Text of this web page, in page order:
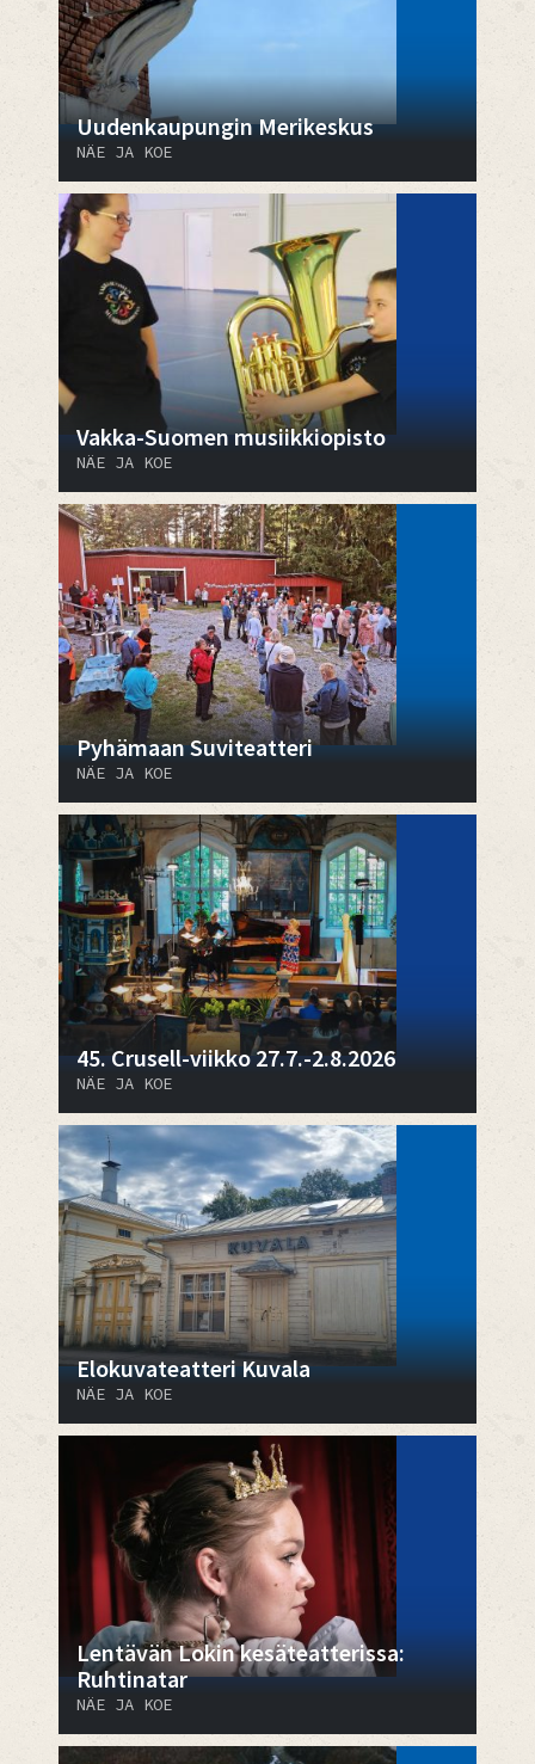
Uudenkaupungin Merikeskus
NÄE JA KOE
Vakka-Suomen musiikkiopisto
NÄE JA KOE
Pyhämaan Suviteatteri
NÄE JA KOE
45. Crusell-viikko 27.7.-2.8.2026
NÄE JA KOE
Elokuvateatteri Kuvala
NÄE JA KOE
Lentävän Lokin kesäteatterissa:
Ruhtinatar
NÄE JA KOE